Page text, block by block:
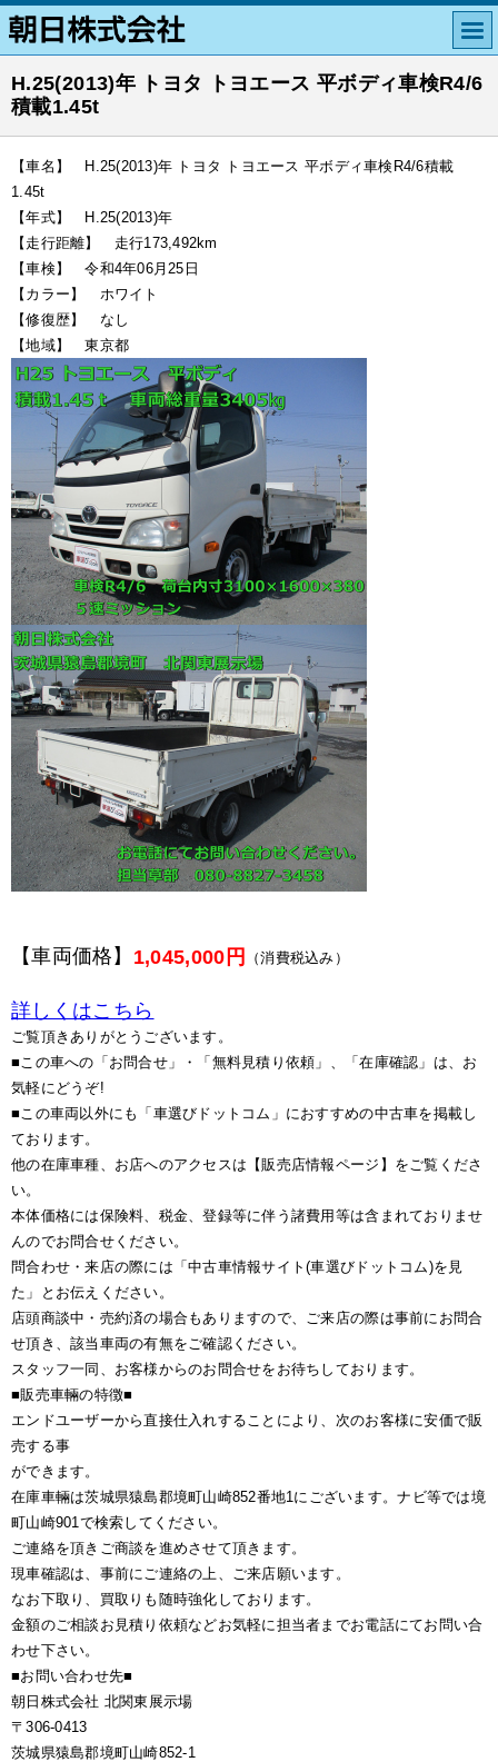
H.25(2013)年 トヨタ トヨエース 平ボディ車検R4/6
積載1.45t
【車名】 H.25(2013)年 トヨタ トヨエース 平ボディ車検R4/6積載
1.45t
【年式】 H.25(2013)年
【走行距離】 走行173,492km
【車検】 令和4年06月25日
【カラー】 ホワイト
【修復歴】 なし
【地域】 東京都
【車両価格】 1,045,000円 （消費税込み）
詳しくはこちら
ご覧頂きありがとうございます。
■この車への「お問合せ」・「無料見積り依頼」、「在庫確認」は、お
気軽にどうぞ!
■この車両以外にも「車選びドットコム」におすすめの中古車を掲載し
ております。
他の在庫車種、お店へのアクセスは【販売店情報ページ】をご覧くださ
い。
本体価格には保険料、税金、登録等に伴う諸費用等は含まれておりませ
んのでお問合せください。
問合わせ・来店の際には「中古車情報サイト(車選びドットコム)を見
た」とお伝えください。
店頭商談中・売約済の場合もありますので、ご来店の際は事前にお問合
せ頂き、該当車両の有無をご確認ください。
スタッフ一同、お客様からのお問合せをお待ちしております。
■販売車輛の特徴■
エンドユーザーから直接仕入れすることにより、次のお客様に安価で販
売する事
ができます。
在庫車輛は茨城県猿島郡境町山崎852番地1にございます。ナビ等では境
町山崎901で検索してください。
ご連絡を頂きご商談を進めさせて頂きます。
現車確認は、事前にご連絡の上、ご来店願います。
なお下取り、買取りも随時強化しております。
金額のご相談お見積り依頼などお気軽に担当者までお電話にてお問い合
わせ下さい。
■お問い合わせ先■
朝日株式会社 北関東展示場
〒306-0413
茨城県猿島郡境町山崎852-1